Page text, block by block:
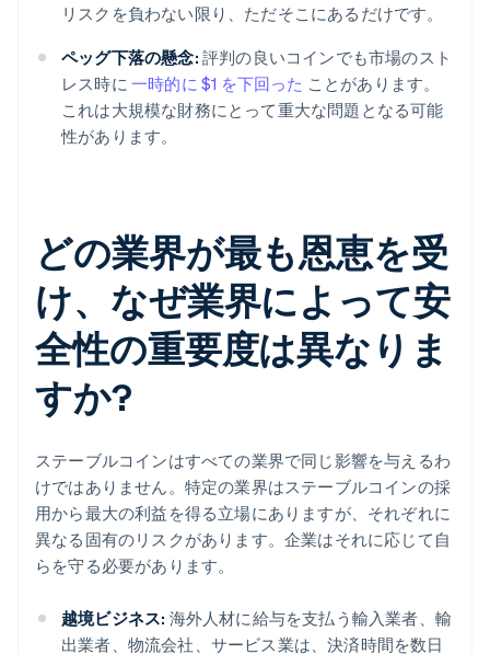
リスクを負わない限り、ただそこにあるだけです。
ペッグ下落の懸念: 評判の良いコインでも市場のスト
レス時に 一時的に $1 を下回った ことがあります。
これは大規模な財務にとって重大な問題となる可能
性があります。
どの業界が最も恩恵を受
け、なぜ業界によって安
全性の重要度は異なりま
すか?
ステーブルコインはすべての業界で同じ影響を与えるわ
けではありません。特定の業界はステーブルコインの採
用から最大の利益を得る立場にありますが、それぞれに
異なる固有のリスクがあります。企業はそれに応じて自
らを守る必要があります。
越境ビジネス: 海外人材に給与を支払う輸入業者、輸
出業者、物流会社、サービス業は、決済時間を数日